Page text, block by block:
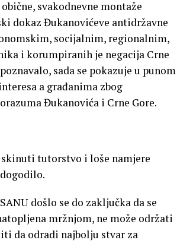
svakodnevne montaže
dokaz Đukanovićeve antidržavne
socijalnim, regionalnim,
i korumpiranih je negacija Crne
sada se pokazuje u punom
a građanima zbog
Đukanovića i Crne Gore.
skinuti tutorstvo i loše namjere
došlo se do zaključka da se
mržnjom, ne može održati
da odradi najbolju stvar za